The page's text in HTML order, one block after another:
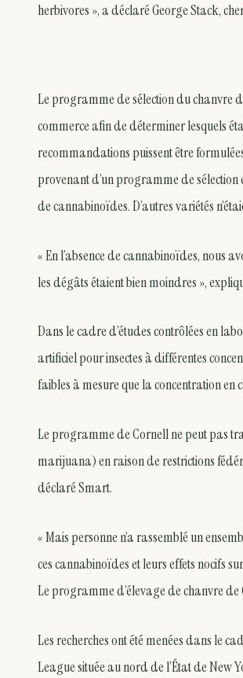
herbivores », a déclaré George Stack,
Le programme de sélection du chanvre
commerce afin de déterminer lesquels
recommandations puissent être
provenant d’un programme de sélection
de cannabinoïdes. D’autres variétés
« En l’absence de cannabinoïdes, nous
les dégâts étaient bien moindres »,
Dans le cadre d’études contrôlées en
artificiel pour insectes à différentes
faibles à mesure que la concentration
Le programme de Cornell ne peut pas
marijuana) en raison de restrictions
déclaré Smart.
« Mais personne n’a rassemblé un
ces cannabinoïdes et leurs effets nocifs
Le programme d’élevage de chanvre de
Les recherches ont été menées dans le
League située au nord de l’État de